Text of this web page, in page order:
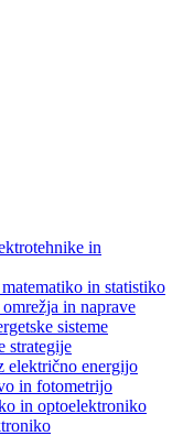
in
in statistiko
in naprave
sisteme
strategije
električno energijo
in fotometrijo
in optoelektroniko